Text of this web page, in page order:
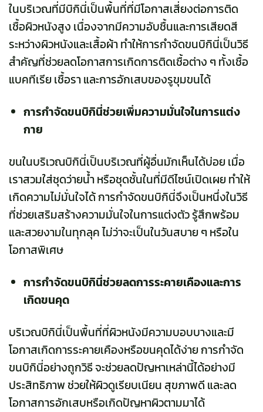
ในบริเวณที่มีบิกินี่เป็นพื้นที่ที่มีโอกาสเสี่ยงต่อการติด
เชื้อผิวหนังสูง เนื่องจากมีความอับชื้นและการเสียดสี
ระหว่างผิวหนังและเสื้อผ้า ทำให้การกำจัดขนบิกินี่เป็นวิธี
สำคัญที่ช่วยลดโอกาสการเกิดการติดเชื้อต่าง ๆ ทั้งเชื้อ
แบคทีเรีย เชื้อรา และการอักเสบของรูขุมขนได้
การกำจัดขนบิกินี่ช่วยเพิ่มความมั่นใจในการแต่ง
กาย
ขนในบริเวณบิกินี่เป็นบริเวณที่ผู้อื่นมักเห็นได้บ่อย เมื่อ
เราสวมใส่ชุดว่ายน้ำ หรือชุดชั้นในที่มีดีไซน์เปิดเผย ทำให้
เกิดความไม่มั่นใจได้ การกำจัดขนบิกินี่จึงเป็นหนึ่งในวิธี
ที่ช่วยเสริมสร้างความมั่นใจในการแต่งตัว รู้สึกพร้อม
และสวยงามในทุกลุค ไม่ว่าจะเป็นในวันสบาย ๆ หรือใน
โอกาสพิเศษ
การกำจัดขนบิกินี่ช่วยลดการระคายเคืองและการ
เกิดขนคุด
บริเวณบิกินี่เป็นพื้นที่ที่ผิวหนังมีความบอบบางและมี
โอกาสเกิดการระคายเคืองหรือขนคุดได้ง่าย การกำจัด
ขนบิกินี่อย่างถูกวิธี จะช่วยลดปัญหาเหล่านี้ได้อย่างมี
ประสิทธิภาพ ช่วยให้ผิวดูเรียบเนียน สุขภาพดี และลด
โอกาสการอักเสบหรือเกิดปัญหาผิวตามมาได้